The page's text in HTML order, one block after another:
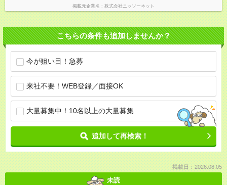
掲載元企業名 株式会社ニッソーネット
こちらの条件も追加しませんか？
今が狙い目！急募
来社不要！WEB登録／面接OK
大量募集中！10名以上の大量募集
追加して再検索！
掲載日：2026.08.05
未読